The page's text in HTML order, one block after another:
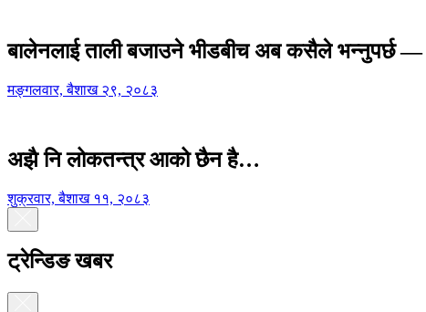
बालेनलाई ताली बजाउने भीडबीच अब कसैले भन्नुपर्छ —
मङ्गलवार, बैशाख २९, २०८३
अझै नि लोकतन्त्र आको छैन है…
शुक्रवार, बैशाख ११, २०८३
ट्रेन्डिङ खबर